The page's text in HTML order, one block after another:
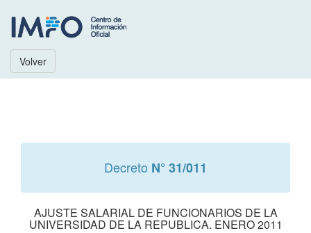
Volver
Decreto N° 31/011
AJUSTE SALARIAL DE FUNCIONARIOS DE LA
UNIVERSIDAD DE LA REPUBLICA. ENERO 2011